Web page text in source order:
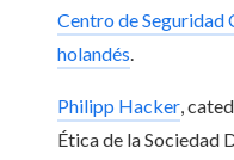
Centro de Seguridad
holandés.
Philipp Hacker,
Ética de la Sociedad